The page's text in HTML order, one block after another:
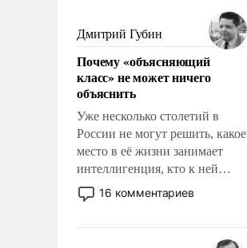
Дмитрий Губин
Почему «объясняющий
класс» не может ничего
объяснить
Уже несколько столетий в
России не могут решить, какое
место в её жизни занимает
интеллигенция, кто к ней
принадлежит, а кого из неё
исключили с правом
чем она отличается от просто
16 комментариев